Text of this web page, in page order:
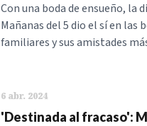
Con una boda de ensueño, la
Mañanas del 5 dio el sí en las
familiares y sus amistades
6 abr. 2024
'Destinada al fracaso':